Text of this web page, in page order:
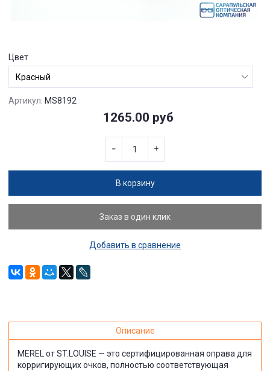
Цвет
Артикул: MS8192
1265.00 руб
В корзину
Заказ в один клик
Добавить в сравнение
Описание
MEREL от ST.LOUISE — это сертифицированная оправа для
корригирующих очков, полностью соответствующая